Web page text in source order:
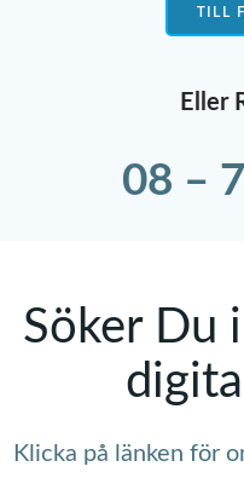
TILL
Eller
08 –
Söker Du
Klicka på länken för